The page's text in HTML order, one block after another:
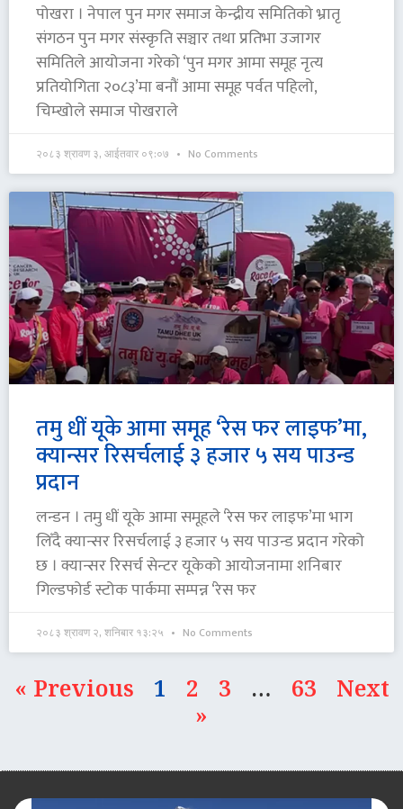
पोखरा । नेपाल पुन मगर समाज केन्द्रीय समितिको भ्रातृ
संगठन पुन मगर संस्कृति सञ्चार तथा प्रतिभा उजागर
समितिले आयोजना गरेको ‘पुन मगर आमा समूह नृत्य
प्रतियोगिता २०८३’मा बनौं आमा समूह पर्वत पहिलो,
चिम्खोले समाज पोखराले
२०८३ श्रावण ३, आईतवार ०९:०७ No Comments
तमु धीं यूके आमा समूह ‘रेस फर लाइफ’मा,
क्यान्सर रिसर्चलाई ३ हजार ५ सय पाउन्ड
प्रदान
लन्डन । तमु धीं यूके आमा समूहले ‘रेस फर लाइफ’मा भाग
लिँदै क्यान्सर रिसर्चलाई ३ हजार ५ सय पाउन्ड प्रदान गरेको
छ । क्यान्सर रिसर्च सेन्टर यूकेको आयोजनामा शनिबार
गिल्डफोर्ड स्टोक पार्कमा सम्पन्न ‘रेस फर
२०८३ श्रावण २, शनिबार १३:२५ No Comments
« Previous 1 2 3 … 63 Next
»